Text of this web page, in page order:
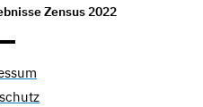
Zensus 2022